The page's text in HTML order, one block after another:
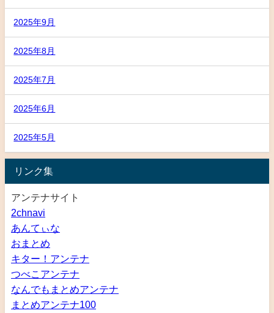
2025年9月
2025年8月
2025年7月
2025年6月
2025年5月
リンク集
アンテナサイト
2chnavi
あんてぃな
おまとめ
キター！アンテナ
つべこアンテナ
なんでもまとめアンテナ
まとめアンテナ100